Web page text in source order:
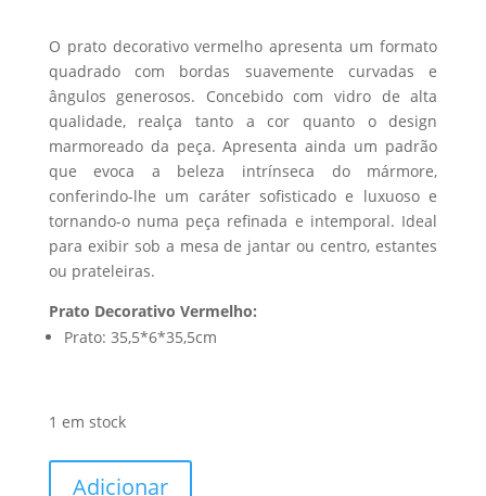
O prato decorativo vermelho apresenta um formato
quadrado com bordas suavemente curvadas e
ângulos generosos. Concebido com vidro de alta
qualidade, realça tanto a cor quanto o design
marmoreado da peça. Apresenta ainda um padrão
que evoca a beleza intrínseca do mármore,
conferindo-lhe um caráter sofisticado e luxuoso e
tornando-o numa peça refinada e intemporal. Ideal
para exibir sob a mesa de jantar ou centro, estantes
ou prateleiras.
Prato Decorativo Vermelho:
Prato: 35,5*6*35,5cm
1 em stock
Adicionar